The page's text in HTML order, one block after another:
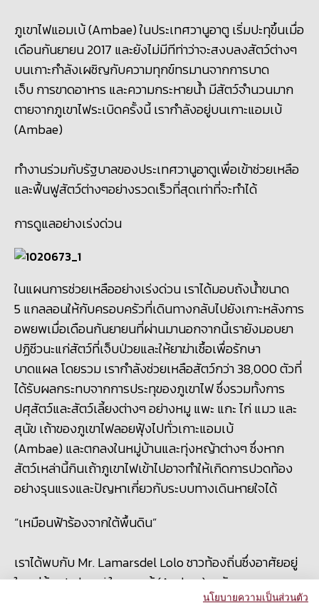
ภูเขาไฟแอมเบ้ (Ambae) ในประเทศวานูอาตู เริ่มปะทุขึ้นเมื่อ
เดือนกันยายน 2017 และยังไม่มีทีท่าว่าจะสงบลงสัตว์ต่างๆ
บนเกาะกำลังเผชิญกับความทุกข์ทรมานจากการบาด
เจ็บ การขาดอาหาร และความกระหายน้ำ มีสัตว์จำนวนมาก
ตายจากภูเขาไฟระเบิดครั้งนี้ เรากำลังอยู่บนเกาะแอมเบ้
(Ambae)
ทำงานร่วมกับรัฐบาลของประเทศวานูอาตูเพื่อเข้าช่วยเหลือ
และฟื้นฟูสัตว์ต่างๆอย่างรวดเร็วที่สุดเท่าที่จะทำได้
การดูแลอย่างเร่งด่วน
ในแผนการช่วยเหลืออย่างเร่งด่วน เราได้มอบถังน้ำขนาด
5 แกลลอนให้กับครอบครัวที่เดินทางกลับไปยังเกาะหลังการ
อพยพเมื่อเดือนกันยายนที่ผ่านมานอกจากนี้เรายังมอบยา
ปฏิชีวนะแก่สัตว์ที่เจ็บป่วยและให้ยาฆ่าเชื้อเพื่อรักษา
บาดแผล โดยรวม เรากำลังช่วยเหลือสัตว์กว่า 38,000 ตัวที่
ได้รับผลกระทบจากการประทุของภูเขาไฟ ซึ่งรวมทั้งการ
ปศุสัตว์และสัตว์เลี้ยงต่างๆ อย่างหมู แพะ แกะ ไก่ แมว และ
สุนัข เถ้าของภูเขาไฟลอยฟุ้งไปทั่วเกาะแอมเบ้
(Ambae) และตกลงในหมู่บ้านและทุ่งหญ้าต่างๆ ซึ่งหาก
สัตว์เหล่านี้กินเถ้าภูเขาไฟเข้าไปอาจทำให้เกิดการปวดท้อง
อย่างรุนแรงและปัญหาเกี่ยวกับระบบทางเดินหายใจได้
“เหมือนฟ้าร้องจากใต้พื้นดิน”
เราได้พบกับ Mr. Lamarsdel Lolo ชาวท้องถิ่นซึ่งอาศัยอยู่
ในหมู่บ้าน Lolowai ในแอมเบ้ (Ambae) ตะวันออก
นโยบายความเป็นส่วนตัว